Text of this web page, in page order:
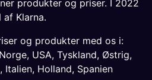
produkter og priser. I 2022
af Klarna.
og produkter med os i:
Norge, USA, Tyskland, Østrig,
, Italien, Holland, Spanien